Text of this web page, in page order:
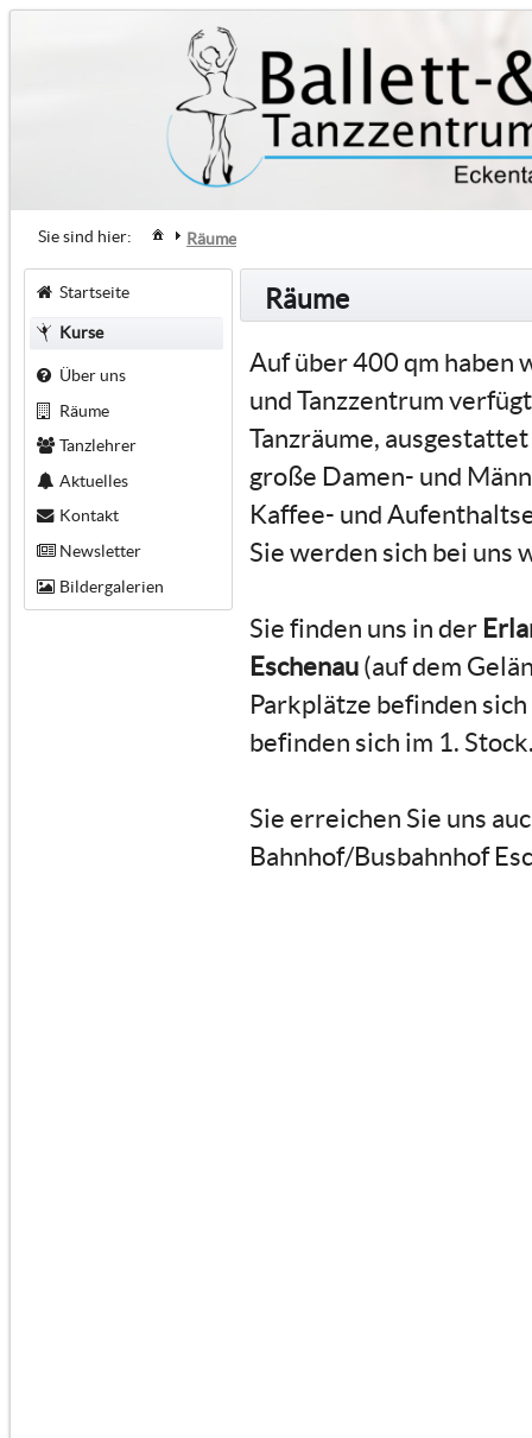
Sie sind hier: Räume
Startseite
Kurse
Über uns
Räume
Tanzlehrer
Aktuelles
Kontakt
Newsletter
Bildergalerien
Räume
Auf über 400 qm haben
und Tanzzentrum
Tanzräume,
große Damen- und
Kaffee- und
Sie werden sich bei uns
Sie finden uns in der
Eschenau (auf dem
Parkplätze befinden
befinden sich im 1.
Sie erreichen Sie uns
Bahnhof/Busbahnhof